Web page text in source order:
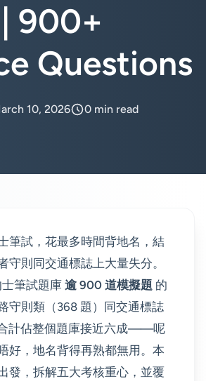
900+
Questions
10, 2026 0 min read
筆試，花最多時間背地名，結
守則同交通標誌上大量失分。
筆試題庫逾 900 道模擬題 的
守則類（368 題）同交通標誌
計佔整個題庫接近六成——呢
好，地名背得再熟都無用。本
發，拆解五大考核重心，並覆